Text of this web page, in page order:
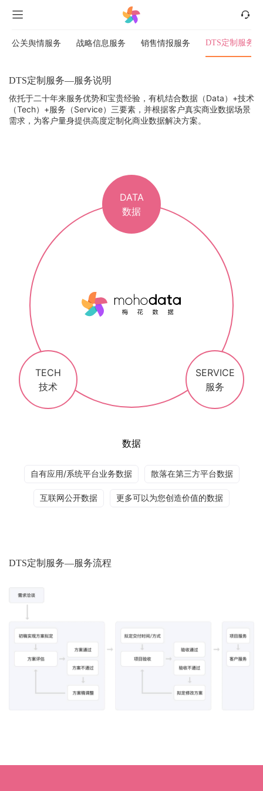
公关舆情服务 战略信息服务 销售情报服务 DTS定制服务
DTS定制服务—服务说明
依托于二十年来服务优势和宝贵经验，有机结合数据（Data）+技术
（Tech）+服务（Service）三要素，并根据客户真实商业数据场景
需求，为客户量身提供高度定制化商业数据解决方案。
DATA
数据
TECH
技术
SERVICE
服务
数据
自有应用/系统平台业务数据 散落在第三方平台数据
互联网公开数据 更多可以为您创造价值的数据
DTS定制服务—服务流程